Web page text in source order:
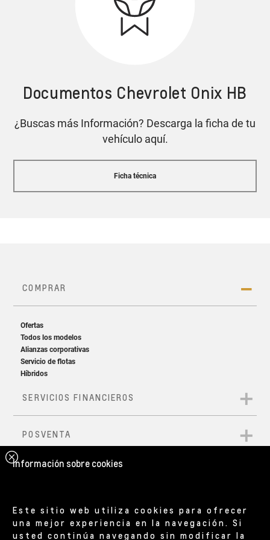
Cotiza tu Onix HB
Diseño que entrega actitud
Aspecto deportivo desde donde los mires
Aire acondicionado digital con control de
Alerta de punto ciego
Control de estabilidad
Documentos Chevrolet Onix HB
¿Buscas más Información? Descarga la ficha de tu
vehículo aquí.
Ficha técnica
Información sobre cookies
Este sitio web utiliza cookies para ofrecer
una mejor experiencia en la navegación. Si
usted continúa navegando sin modificar la